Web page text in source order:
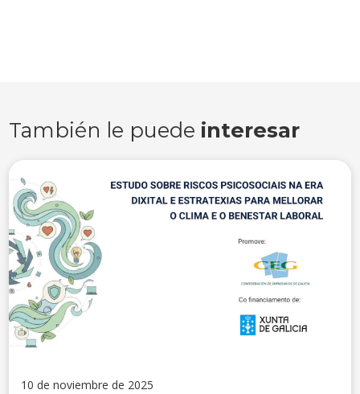
También le puede interesar
10 de noviembre de 2025